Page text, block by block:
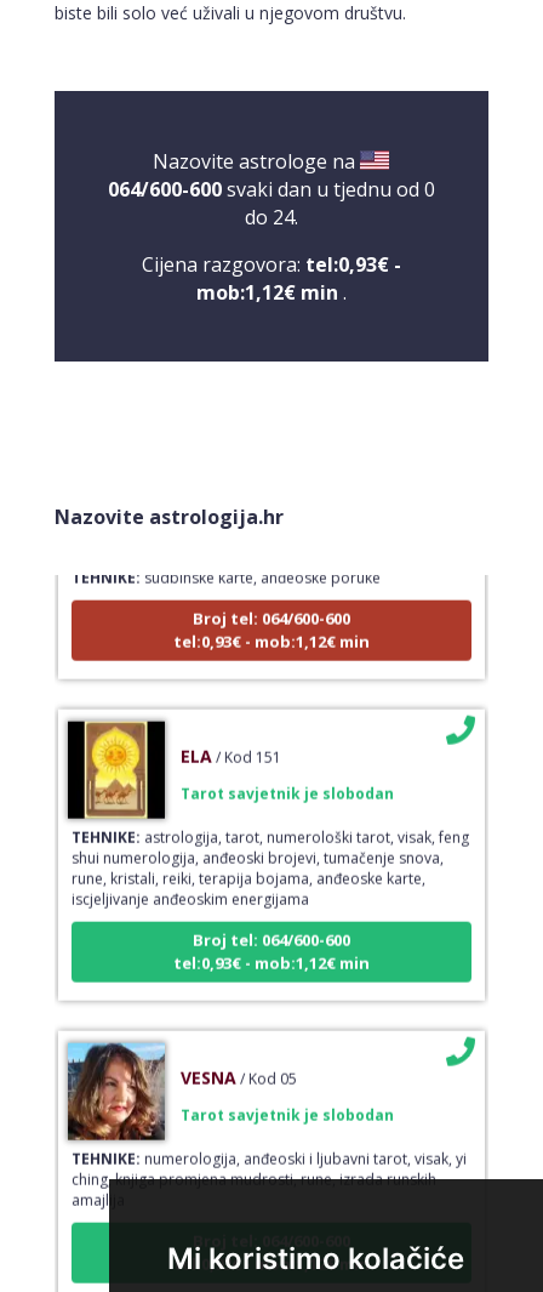
Mi koristimo kolačiće
biste bili solo već uživali u njegovom društvu.
Nazovite astrologe na
064/600-600svaki dan u tjednu od 0
do 24.
Cijena razgovora: tel:0,93€ -
mob:1,12€ min .
Nazovite astrologija.hr
Tarot savjetnik je zauzet
TEHNIKE: sudbinske karte, anđeoske poruke
Broj tel: 064/600-600
tel:0,93€ - mob:1,12€ min
ELA / Kod 151
Tarot savjetnik je slobodan
TEHNIKE: astrologija, tarot, numerološki tarot, visak, feng
shui numerologija, anđeoski brojevi, tumačenje snova,
rune, kristali, reiki, terapija bojama, anđeoske karte,
iscjeljivanje anđeoskim energijama
Broj tel: 064/600-600
tel:0,93€ - mob:1,12€ min
VESNA / Kod 05
Tarot savjetnik je slobodan
TEHNIKE: numerologija, anđeoski i ljubavni tarot, visak, yi
ching, knjiga promjena mudrosti, rune, izrada runskih
amajlija
tel:0,93€ - mob:1,12€ min